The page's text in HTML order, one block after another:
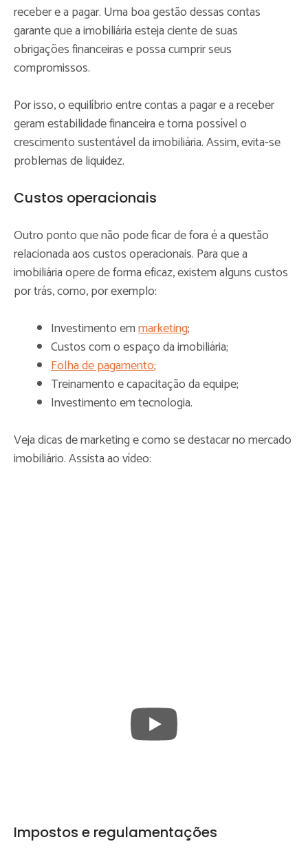
receber e a pagar. Uma boa gestão dessas contas
garante que a imobiliária esteja ciente de suas
obrigações financeiras e possa cumprir seus
compromissos.
Por isso, o equilíbrio entre contas a pagar e a receber
geram estabilidade financeira e torna possível o
crescimento sustentável da imobiliária. Assim, evita-se
problemas de liquidez.
Custos operacionais
Outro ponto que não pode ficar de fora é a questão
relacionada aos custos operacionais. Para que a
imobiliária opere de forma eficaz, existem alguns custos
por trás, como, por exemplo:
Investimento emmarketing;
Custos com o espaço da imobiliária;
Folha de pagamento;
Treinamento e capacitação da equipe;
Investimento em tecnologia.
Veja dicas de marketing e como se destacar no mercado
imobiliário. Assista ao vídeo:
Impostos e regulamentações